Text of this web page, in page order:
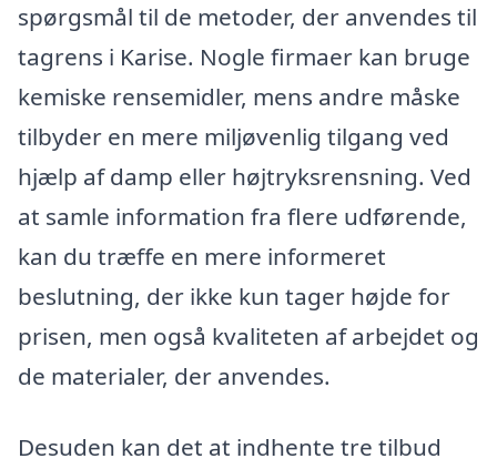
spørgsmål til de metoder, der anvendes til
tagrens i Karise. Nogle firmaer kan bruge
kemiske rensemidler, mens andre måske
tilbyder en mere miljøvenlig tilgang ved
hjælp af damp eller højtryksrensning. Ved
at samle information fra flere udførende,
kan du træffe en mere informeret
beslutning, der ikke kun tager højde for
prisen, men også kvaliteten af arbejdet og
de materialer, der anvendes.
Desuden kan det at indhente tre tilbud